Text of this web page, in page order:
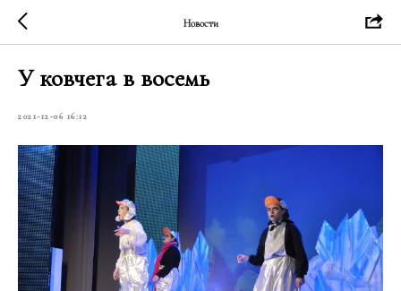
Новости
У ковчега в восемь
2021-12-06 16:12